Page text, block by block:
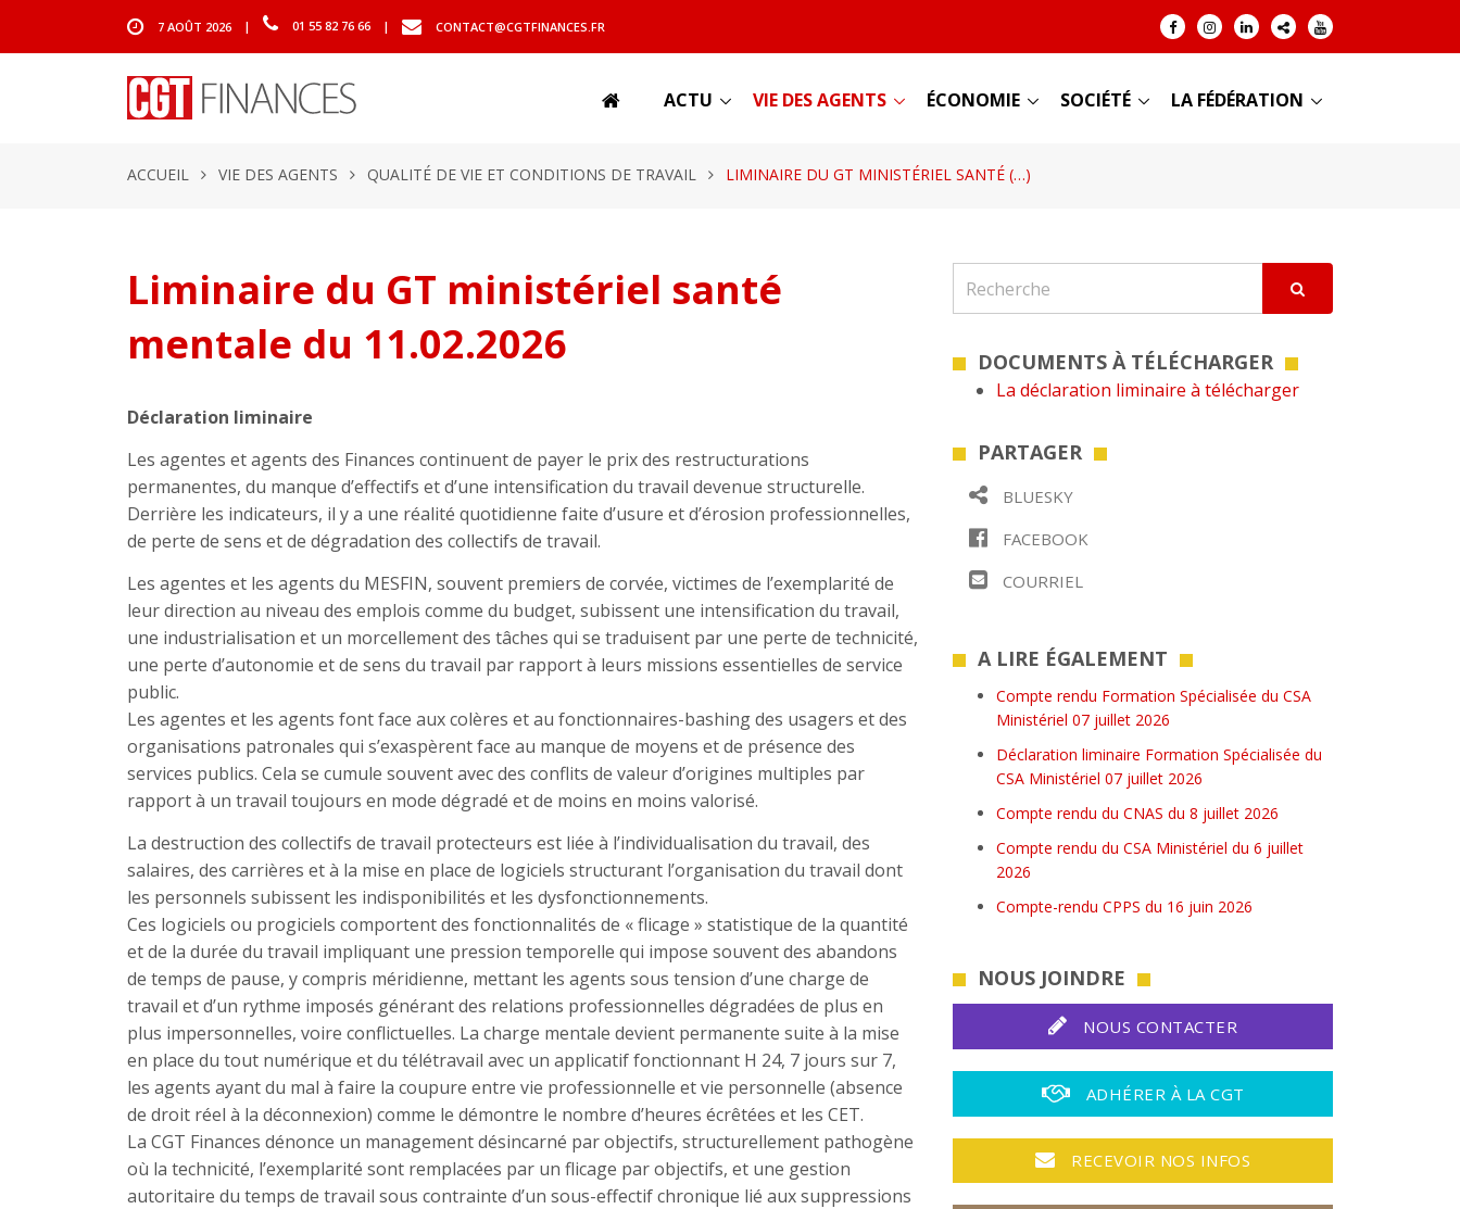
7 AOÛT 2026 | 01 55 82 76 66 | CONTACT@CGTFINANCES.FR
ACTU VIE DES AGENTS ÉCONOMIE SOCIÉTÉ LA FÉDÉRATION
ACCUEIL VIE DES AGENTS QUALITÉ DE VIE ET CONDITIONS DE TRAVAIL LIMINAIRE DU GT MINISTÉRIEL SANTÉ (…)
Liminaire du GT ministériel santé
mentale du 11.02.2026
Déclaration liminaire
Les agentes et agents des Finances continuent de payer le prix des restructurations
permanentes, du manque d’effectifs et d’une intensification du travail devenue structurelle.
Derrière les indicateurs, il y a une réalité quotidienne faite d’usure et d’érosion professionnelles,
de perte de sens et de dégradation des collectifs de travail.
Les agentes et les agents du MESFIN, souvent premiers de corvée, victimes de l’exemplarité de
leur direction au niveau des emplois comme du budget, subissent une intensification du travail,
une industrialisation et un morcellement des tâches qui se traduisent par une perte de technicité,
une perte d’autonomie et de sens du travail par rapport à leurs missions essentielles de service
public.
Les agentes et les agents font face aux colères et au fonctionnaires-bashing des usagers et des
organisations patronales qui s’exaspèrent face au manque de moyens et de présence des
services publics. Cela se cumule souvent avec des conflits de valeur d’origines multiples par
rapport à un travail toujours en mode dégradé et de moins en moins valorisé.
La destruction des collectifs de travail protecteurs est liée à l’individualisation du travail, des
salaires, des carrières et à la mise en place de logiciels structurant l’organisation du travail dont
les personnels subissent les indisponibilités et les dysfonctionnements.
Ces logiciels ou progiciels comportent des fonctionnalités de « flicage » statistique de la quantité
et de la durée du travail impliquant une pression temporelle qui impose souvent des abandons
de temps de pause, y compris méridienne, mettant les agents sous tension d’une charge de
travail et d’un rythme imposés générant des relations professionnelles dégradées de plus en
plus impersonnelles, voire conflictuelles. La charge mentale devient permanente suite à la mise
en place du tout numérique et du télétravail avec un applicatif fonctionnant H 24, 7 jours sur 7,
les agents ayant du mal à faire la coupure entre vie professionnelle et vie personnelle (absence
de droit réel à la déconnexion) comme le démontre le nombre d’heures écrêtées et les CET.
La CGT Finances dénonce un management désincarné par objectifs, structurellement pathogène
où la technicité, l’exemplarité sont remplacées par un flicage par objectifs, et une gestion
autoritaire du temps de travail sous contrainte d’un sous-effectif chronique lié aux suppressions
DOCUMENTS À TÉLÉCHARGER
La déclaration liminaire à télécharger
PARTAGER
BLUESKY
FACEBOOK
COURRIEL
A LIRE ÉGALEMENT
Compte rendu Formation Spécialisée du CSA
Ministériel 07 juillet 2026
Déclaration liminaire Formation Spécialisée du
CSA Ministériel 07 juillet 2026
Compte rendu du CNAS du 8 juillet 2026
Compte rendu du CSA Ministériel du 6 juillet
2026
Compte-rendu CPPS du 16 juin 2026
NOUS JOINDRE
NOUS CONTACTER
ADHÉRER À LA CGT
RECEVOIR NOS INFOS